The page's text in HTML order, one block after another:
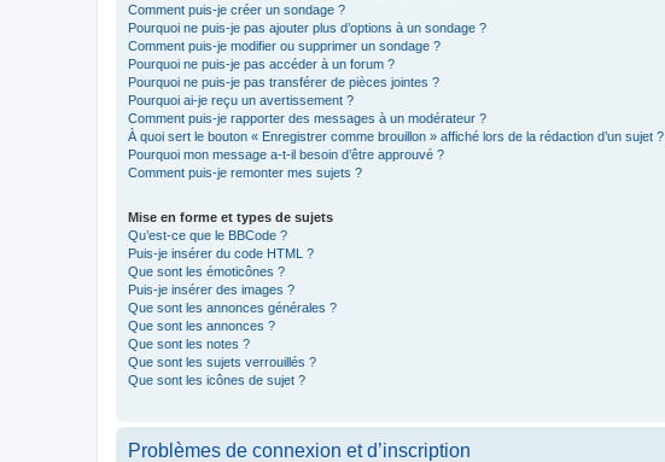
Comment puis-je créer un sondage ?
Pourquoi ne puis-je pas ajouter plus d’options à un sondage ?
Comment puis-je modifier ou supprimer un sondage ?
Pourquoi ne puis-je pas accéder à un forum ?
Pourquoi ne puis-je pas transférer de pièces jointes ?
Pourquoi ai-je reçu un avertissement ?
Comment puis-je rapporter des messages à un modérateur ?
À quoi sert le bouton « Enregistrer comme brouillon » affiché lors de la rédaction d’un sujet ?
Pourquoi mon message a-t-il besoin d’être approuvé ?
Comment puis-je remonter mes sujets ?
Mise en forme et types de sujets
Qu’est-ce que le BBCode ?
Puis-je insérer du code HTML ?
Que sont les émoticônes ?
Puis-je insérer des images ?
Que sont les annonces générales ?
Que sont les annonces ?
Que sont les notes ?
Que sont les sujets verrouillés ?
Que sont les icônes de sujet ?
Problèmes de connexion et d’inscription